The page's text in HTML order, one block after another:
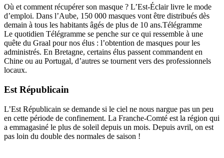
Où et comment récupérer son masque ? L’Est-Éclair livre le mode
d’emploi. Dans l’Aube, 150 000 masques vont être distribués dès
demain à tous les habitants âgés de plus de 10 ans.Télégramme
Le quotidien Télégramme se penche sur ce qui ressemble à une
quête du Graal pour nos élus : l’obtention de masques pour les
administrés. En Bretagne, certains élus passent commandent en
Chine ou au Portugal, d’autres se tournent vers des professionnels
locaux.
Est Républicain
L’Est Républicain se demande si le ciel ne nous nargue pas un peu
en cette période de confinement. La Franche-Comté est la région qui
a emmagasiné le plus de soleil depuis un mois. Depuis avril, on est
pas loin du double des normales de saison !